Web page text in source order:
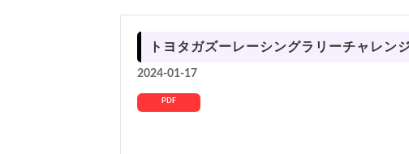
トヨタガズーレーシングラリーチャレ
2024-01-17
PDF